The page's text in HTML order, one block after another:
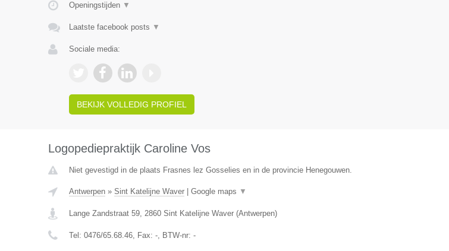
Openingstijden ▼
Laatste facebook posts ▼
Sociale media:
BEKIJK VOLLEDIG PROFIEL
Logopediepraktijk Caroline Vos
Niet gevestigd in de plaats Frasnes lez Gosselies en in de provincie Henegouwen.
Antwerpen» Sint Katelijne Waver| Google maps ▼
Lange Zandstraat 59, 2860 Sint Katelijne Waver(Antwerpen)
Tel: 0476/65.68.46, Fax: -, BTW-nr: -